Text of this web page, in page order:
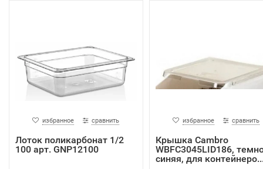
избранное сравнить
Лоток поликарбонат 1/2
100 арт. GNP12100
избранное сравнить
Крышка Cambro
WBFC3045LID186,
синяя, для